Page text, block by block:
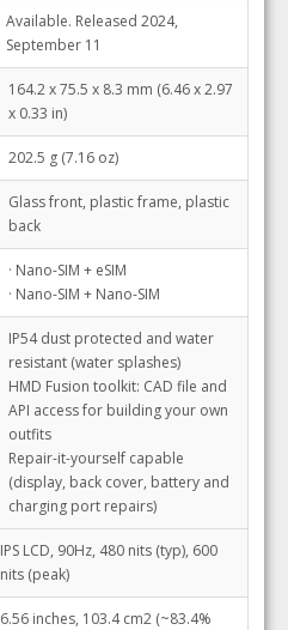
Available. Released 2024,
September 11
164.2 x 75.5 x 8.3 mm (6.46 x 2.97
x 0.33 in)
202.5 g (7.16 oz)
Glass front, plastic frame, plastic
back
· Nano-SIM + eSIM
· Nano-SIM + Nano-SIM
IP54 dust protected and water
resistant (water splashes)
HMD Fusion toolkit: CAD file and
API access for building your own
outfits
Repair-it-yourself capable
(display, back cover, battery and
charging port repairs)
IPS LCD, 90Hz, 480 nits (typ), 600
nits (peak)
6.56 inches, 103.4 cm2 (~83.4%